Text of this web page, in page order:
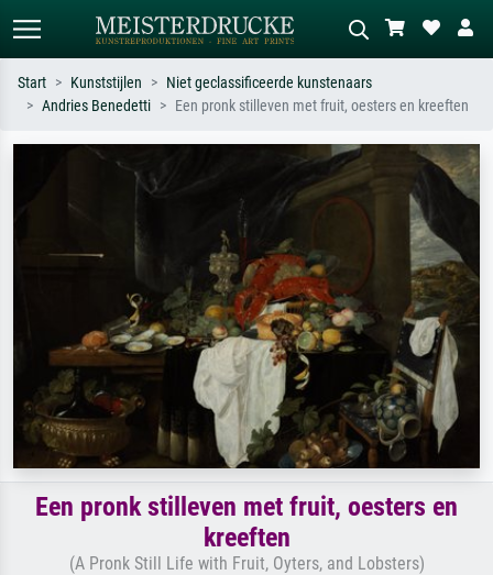
Zoek op kunstenaar, titel of stijl – bijv.
Monet, Sterrennacht, impressionisme,
Beschrijf de scène – bijv. groene
weide, abstract met veel rood, donker
olieverfschilderij, staand naakt naast
Start Kunststijlen
Niet geclassificeerde kunstenaars
Andries Benedetti
Een pronk stilleven met fruit, oesters en kreeften
Een pronk stilleven met fruit, oesters en
kreeften
(A Pronk Still Life with Fruit, Oyters, and Lobsters)